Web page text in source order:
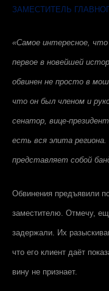
ЗАМЕСТИТЕЛЬ
«Самое интересное,
первое в новейшей
обвинен не просто в
что он был членом и
сенатор, вице-
есть вся элита
представляет собой
Обвинения предъявили
заместителю. Отмечу,
задержали. Их
что его клиент даёт
вину не признает.